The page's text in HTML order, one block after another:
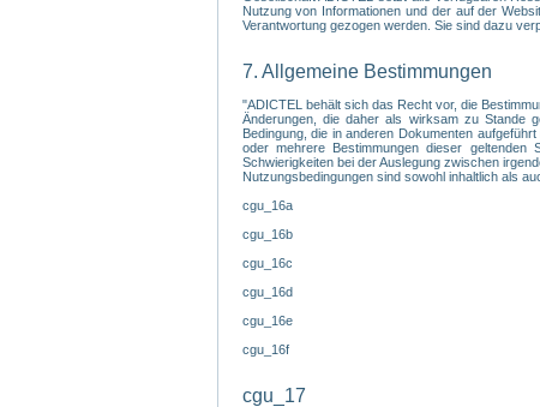
Nutzung von Informationen und der auf der
Verantwortung gezogen werden. Sie sind dazu
7. Allgemeine Bestimmungen
"ADICTEL behält sich das Recht vor, die
Änderungen, die daher als wirksam zu Stande
Bedingung, die in anderen Dokumenten
oder mehrere Bestimmungen dieser
Schwierigkeiten bei der Auslegung zwischen
Nutzungsbedingungen sind sowohl inhaltlich als
cgu_16a
cgu_16b
cgu_16c
cgu_16d
cgu_16e
cgu_16f
cgu_17